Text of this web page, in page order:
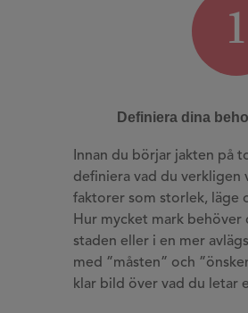
1
Definiera dina
Innan du börjar jakten på
definiera vad du verkligen
faktorer som storlek, läge
Hur mycket mark behöver
staden eller i en mer
med ”måsten” och
klar bild över vad du letar